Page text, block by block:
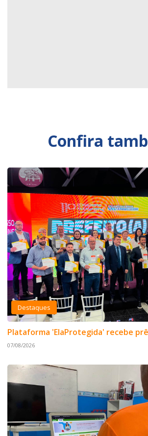
Confira
Destaques
Plataforma 'ElaProtegida' recebe
07/08/2026